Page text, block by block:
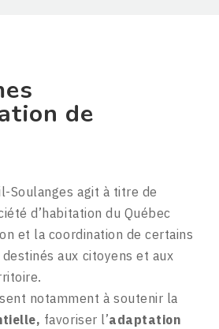
de
Soulanges agit à titre de
d’habitation du Québec
et la coordination de certains
destinés aux citoyens et aux
notamment à soutenir la
favoriser l’adaptation